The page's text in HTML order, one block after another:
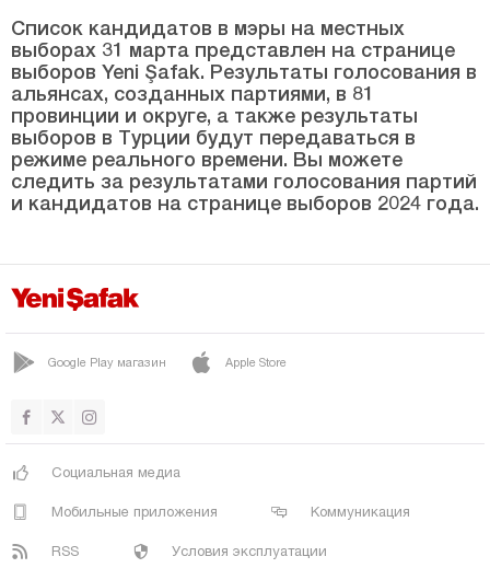
Малатья
Маниса
Мардин
Мерсин
Мугла
Невшехир
Нигде
Ризе
Список кандидатов в мэры на местных
выборах 31 марта представлен на странице
выборов Yeni Şafak. Результаты голосования в
альянсах, созданных партиями, в 81
провинции и округе, а также результаты
выборов в Турции будут передаваться в
режиме реального времени. Вы можете
следить за результатами голосования партий
и кандидатов на странице выборов 2024 года.
Google Play магазин Apple Store
Социальная медиа
Мобильные приложения Коммуникация
RSS Условия эксплуатации